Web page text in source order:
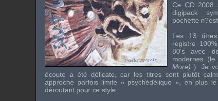
Ce CD 2008
digipack
pochette
Les 13
registre
80's avec
modernes
More) ). Je
écoute a été délicate, car les titres sont plutôt
approche parfois limite « psychédélique », en plus
déroutant pour ce style.